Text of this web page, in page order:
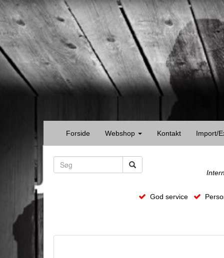
Forside Webshop Kontakt Import/
God service